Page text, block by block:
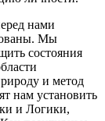
нами
Мы
состояния
и метод
нам установить
и Логики,